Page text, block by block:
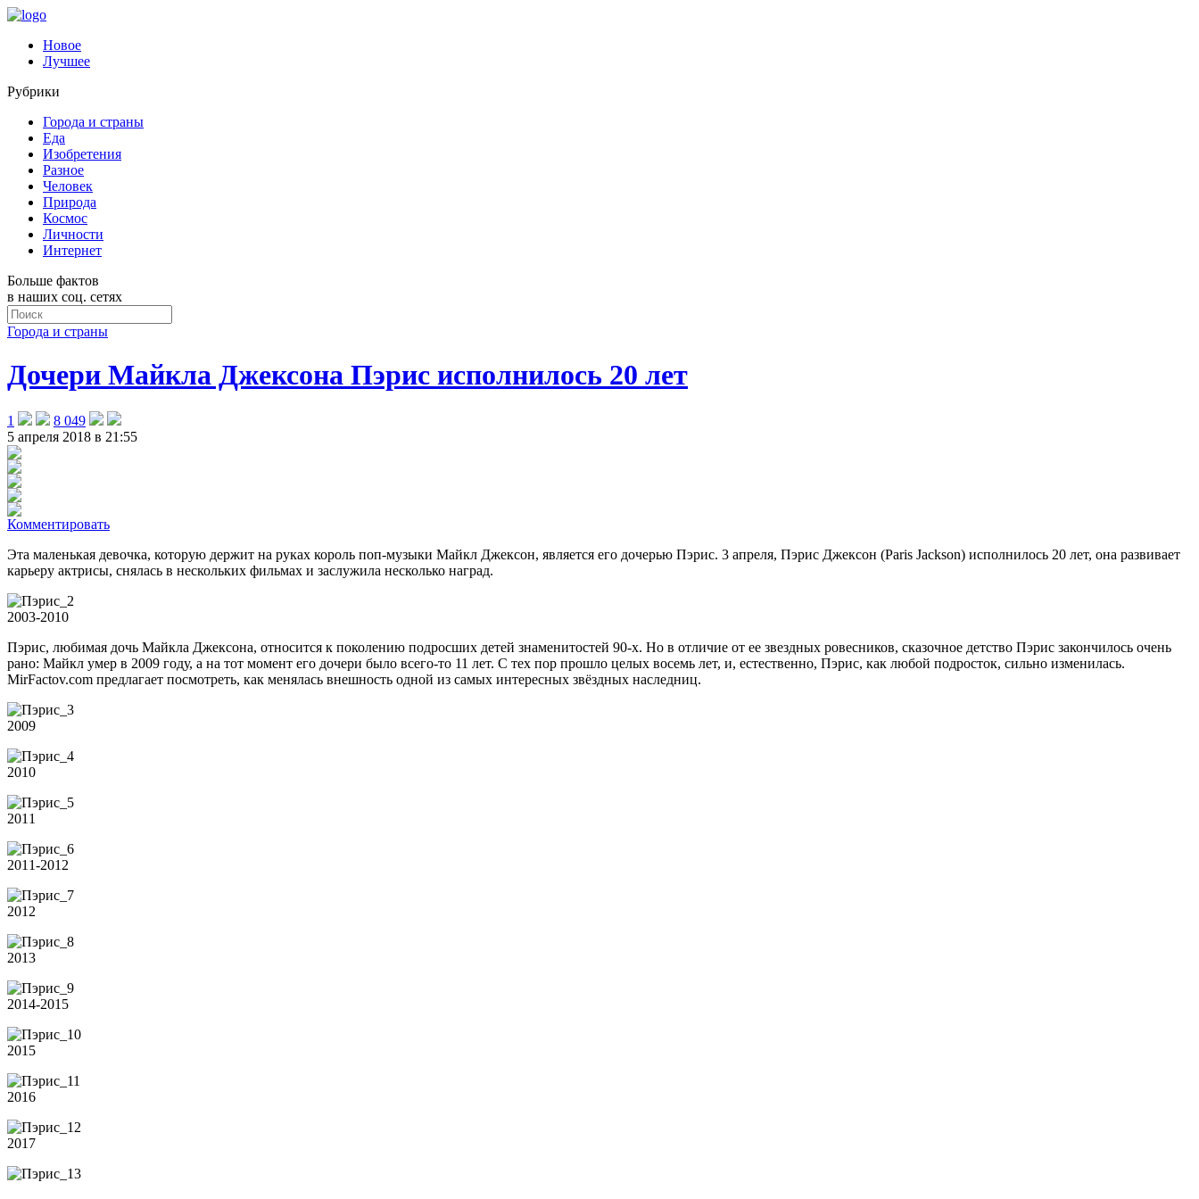
Новое
Лучшее
Рубрики
Города и страны
Еда
Изобретения
Разное
Человек
Природа
Космос
Личности
Интернет
Больше фактов
в наших соц. сетях
Города и страны
Дочери Майкла Джексона Пэрис исполнилось 20 лет
1
8 049
5 апреля 2018 в 21:55
Комментировать
Эта маленькая девочка, которую держит на руках король поп-музыки Майкл Джексон, является его дочерью Пэрис. 3 апреля, Пэрис Джексон (Paris Jackson) исполнилось 20 лет, она развивает
карьеру актрисы, снялась в нескольких фильмах и заслужила несколько наград.
2003-2010
Пэрис, любимая дочь Майкла Джексона, относится к поколению подросших детей знаменитостей 90-х. Но в отличие от ее звездных ровесников, сказочное детство Пэрис закончилось очень
рано: Майкл умер в 2009 году, а на тот момент его дочери было всего-то 11 лет. С тех пор прошло целых восемь лет, и, естественно, Пэрис, как любой подросток, сильно изменилась.
MirFactov.com предлагает посмотреть, как менялась внешность одной из самых интересных звёздных наследниц.
2009
2010
2011
2011-2012
2012
2013
2014-2015
2015
2016
2017